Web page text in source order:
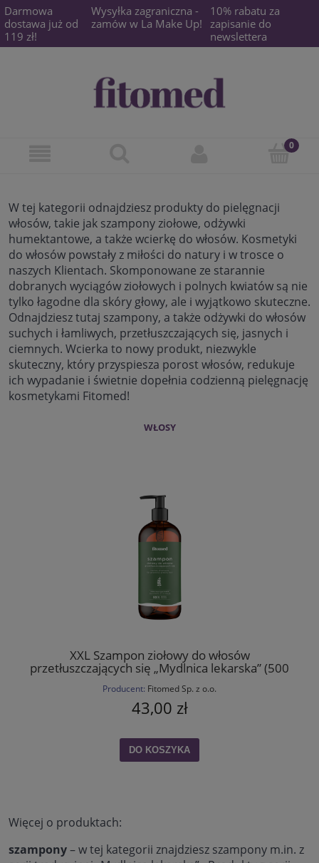
Darmowa
dostawa już od
119 zł!
Wysyłka zagraniczna -
zamów w La Make Up!
10% rabatu za
zapisanie do
newslettera
W tej kategorii odnajdziesz produkty do pielęgnacji
włosów, takie jak szampony ziołowe, odżywki
humektantowe, a także wcierkę do włosów. Kosmetyki
do włosów powstały z miłości do natury i w trosce o
naszych Klientach. Skomponowane ze starannie
dobranych wyciągów ziołowych i polnych kwiatów są nie
tylko łagodne dla skóry głowy, ale i wyjątkowo skuteczne.
Odnajdziesz tutaj szampony, a także odżywki do włosów
suchych i łamliwych, przetłuszczających się, jasnych i
ciemnych. Wcierka to nowy produkt, niezwykle
skuteczny, który przyspiesza porost włosów, redukuje
ich wypadanie i świetnie dopełnia codzienną pielęgnację
kosmetykami Fitomed!
WŁOSY
XXL Szampon ziołowy do włosów
przetłuszczających się „Mydlnica lekarska” (500
Producent: Fitomed Sp. z o.o.
43,00 zł
DO KOSZYKA
Więcej o produktach:
szampony– w tej kategorii znajdziesz szampony m.in. z